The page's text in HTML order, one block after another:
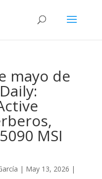
mayo de
MSI
| May 13, 2026 |